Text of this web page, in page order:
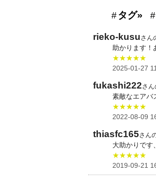
タグ»
rieko-kusuさん
助かります！
★★★★★
2025-01-27
fukashi222さん
素敵なエアバ
★★★★★
2022-08-09
thiasfc165さん
大助かりです
★★★★★
2019-09-21